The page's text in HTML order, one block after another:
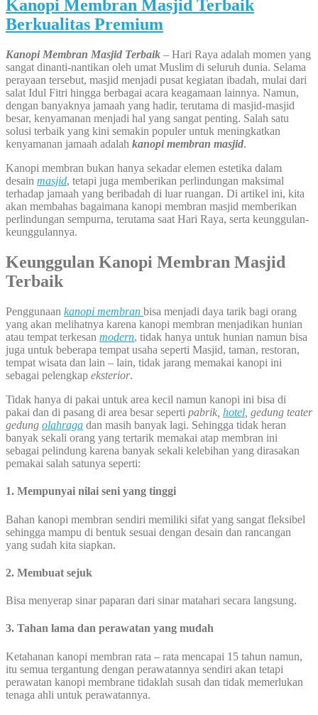
Kanopi Membran Masjid Terbaik
Berkualitas Premium
Kanopi Membran Masjid Terbaik – Hari Raya adalah momen yang
sangat dinanti-nantikan oleh umat Muslim di seluruh dunia. Selama
perayaan tersebut, masjid menjadi pusat kegiatan ibadah, mulai dari
salat Idul Fitri hingga berbagai acara keagamaan lainnya. Namun,
dengan banyaknya jamaah yang hadir, terutama di masjid-masjid
besar, kenyamanan menjadi hal yang sangat penting. Salah satu
solusi terbaik yang kini semakin populer untuk meningkatkan
kenyamanan jamaah adalah kanopi membran masjid.
Kanopi membran bukan hanya sekadar elemen estetika dalam
desain masjid, tetapi juga memberikan perlindungan maksimal
terhadap jamaah yang beribadah di luar ruangan. Di artikel ini, kita
akan membahas bagaimana kanopi membran masjid memberikan
perlindungan sempurna, terutama saat Hari Raya, serta keunggulan-
keunggulannya.
Keunggulan Kanopi Membran Masjid
Terbaik
Penggunaan kanopi membran bisa menjadi daya tarik bagi orang
yang akan melihatnya karena kanopi membran menjadikan hunian
atau tempat terkesan modern, tidak hanya untuk hunian namun bisa
juga untuk beberapa tempat usaha seperti Masjid, taman, restoran,
tempat wisata dan lain – lain, tidak jarang memakai kanopi ini
sebagai pelengkap eksterior.
Tidak hanya di pakai untuk area kecil namun kanopi ini bisa di
pakai dan di pasang di area besar seperti pabrik, hotel , gedung teater
gedung olahraga dan masih banyak lagi. Sehingga tidak heran
banyak sekali orang yang tertarik memakai atap membran ini
sebagai pelindung karena banyak sekali kelebihan yang dirasakan
pemakai salah satunya seperti:
1. Mempunyai nilai seni yang tinggi
Bahan kanopi membran sendiri memiliki sifat yang sangat fleksibel
sehingga mampu di bentuk sesuai dengan desain dan rancangan
yang sudah kita siapkan.
2. Membuat sejuk
Bisa menyerap sinar paparan dari sinar matahari secara langsung.
3. Tahan lama dan perawatan yang mudah
Ketahanan kanopi membran rata – rata mencapai 15 tahun namun,
itu semua tergantung dengan perawatannya sendiri akan tetapi
perawatan kanopi membrane tidaklah susah dan tidak memerlukan
tenaga ahli untuk perawatannya.